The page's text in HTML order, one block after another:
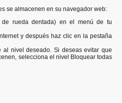
se almacenen en su navegador web:
de rueda dentada) en el menú de tu
y después haz clic en la pestaña
al nivel deseado. Si deseas evitar que
selecciona el nivel Bloquear todas